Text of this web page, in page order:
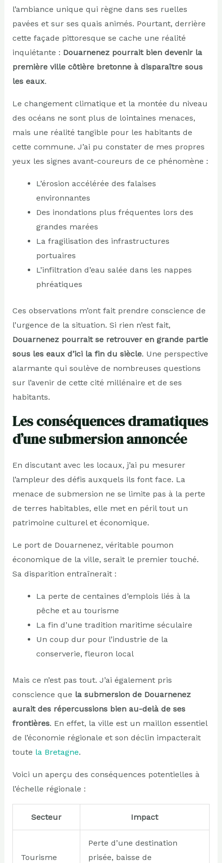
l’ambiance unique qui règne dans ses ruelles
pavées et sur ses quais animés. Pourtant, derrière
cette façade pittoresque se cache une réalité
inquiétante : Douarnenez pourrait bien devenir la
première ville côtière bretonne à disparaître sous
les eaux.
Le changement climatique et la montée du niveau
des océans ne sont plus de lointaines menaces,
mais une réalité tangible pour les habitants de
cette commune. J’ai pu constater de mes propres
yeux les signes avant-coureurs de ce phénomène :
L’érosion accélérée des falaises
environnantes
Des inondations plus fréquentes lors des
grandes marées
La fragilisation des infrastructures
portuaires
L’infiltration d’eau salée dans les nappes
phréatiques
Ces observations m’ont fait prendre conscience de
l’urgence de la situation. Si rien n’est fait,
Douarnenez pourrait se retrouver en grande partie
sous les eaux d’ici la fin du siècle. Une perspective
alarmante qui soulève de nombreuses questions
sur l’avenir de cette cité millénaire et de ses
habitants.
Les conséquences dramatiques
d’une submersion annoncée
En discutant avec les locaux, j’ai pu mesurer
l’ampleur des défis auxquels ils font face. La
menace de submersion ne se limite pas à la perte
de terres habitables, elle met en péril tout un
patrimoine culturel et économique.
Le port de Douarnenez, véritable poumon
économique de la ville, serait le premier touché.
Sa disparition entraînerait :
La perte de centaines d’emplois liés à la
pêche et au tourisme
La fin d’une tradition maritime séculaire
Un coup dur pour l’industrie de la
conserverie, fleuron local
Mais ce n’est pas tout. J’ai également pris
conscience que la submersion de Douarnenez
aurait des répercussions bien au-delà de ses
frontières. En effet, la ville est un maillon essentiel
de l’économie régionale et son déclin impacterait
toute la Bretagne.
Voici un aperçu des conséquences potentielles à
l’échelle régionale :
Secteur Impact
Tourisme
Perte d’une destination
prisée, baisse de